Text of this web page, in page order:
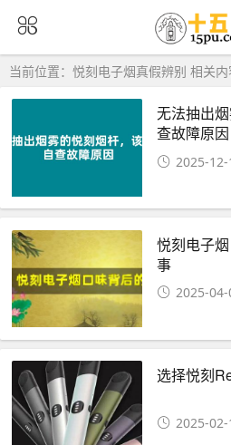
当前位置：悦刻电子烟真假辨别 相关内
无法抽出
查故障原因
2025-12-
悦刻电子
事
2025-
选择悦刻
2025-